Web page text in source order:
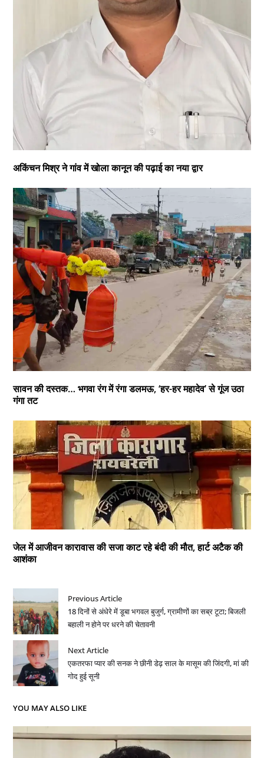
अकिंचन मिश्र ने गांव में खोला कानून की पढ़ाई का नया द्वार
सावन की दस्तक… भगवा रंग में रंगा डलमऊ, ‘हर-हर महादेव’ से गूंज उठा
गंगा तट
जेल में आजीवन कारावास की सजा काट रहे बंदी की मौत, हार्ट अटैक की
आशंका
Previous Article
18 दिनों से अंधेरे में डूबा भगवल बुजुर्ग, ग्रामीणों का सब्र टूटा; बिजली
बहाली न होने पर धरने की चेतावनी
Next Article
एकतरफा प्यार की सनक ने छीनी डेढ़ साल के मासूम की जिंदगी, मां की
गोद हुई सूनी
YOU MAY ALSO LIKE